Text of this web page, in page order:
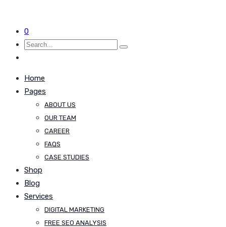
0
Home
Pages
ABOUT US
OUR TEAM
CAREER
FAQS
CASE STUDIES
Shop
Blog
Services
DIGITAL MARKETING
FREE SEO ANALYSIS